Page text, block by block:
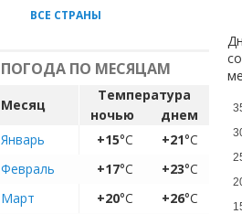
ВСЕ СТРАНЫ
ПОГОДА ПО МЕСЯЦАМ
Месяц
Температура
ночью
днем
Январь
+15°C +21°C
Февраль
+17°C +23°C
Март
+20°C +26°C